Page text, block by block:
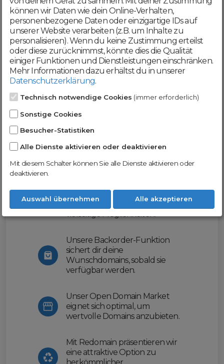
Datenschutzerklärung akzeptierst
Weiter
Werde jetzt Teil der
DomainCatcher-
Community!
Nutze unsere Erfahrung und profitiere
erleichtern wir dir den
Domainhandel und bieten dir
vielseitige Möglichkeiten.
Unsere Backorder-Funktion
sichert dir deine
Wunschdomains, sobald sie
verfügbar werden.
Unser Open Domain Market
eignet sich optimal, um
wertvolle Domains anzubieten.
Mit Redomain präsentieren wir
eine attraktive Option zu
können wir Daten wie dein Online-Verhalten,
personenbezogene Daten oder einzigartige IDs auf
unserer Website verarbeiten (z.B. um Inhalte zu
personalisieren). Wenn du keine Zustimmung erteilst
oder diese zurücknimmst, könnte dies die Qualität
einiger Funktionen und Dienstleistungen einschränken.
Mehr Informationen dazu erhältst du in unserer
Datenschutzerklärung.
Technisch notwendige Cookies (immer erforderlich)
Sonstige Cookies
Besucher-Statistiken
Alle Dienste aktivieren oder deaktivieren
Mit diesem Schalter können Sie alle Dienste aktivieren oder
deaktivieren.
Auswahl übernehmen Alle akzeptieren